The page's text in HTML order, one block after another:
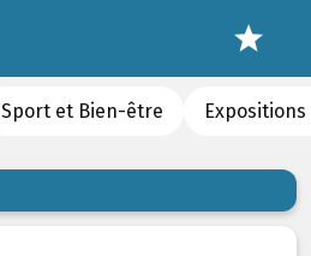
Sport et Bien-être